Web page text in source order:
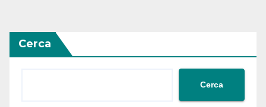
Cerca
Cerca